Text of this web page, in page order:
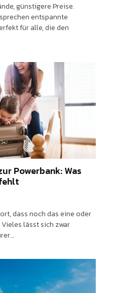
günstigere Preise.
entspannte
für alle, die den
Powerbank: Was
dass noch das eine oder
lässt sich zwar